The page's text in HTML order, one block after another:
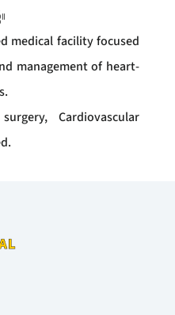
medical facility focused
management of heart-
Cardiovascular